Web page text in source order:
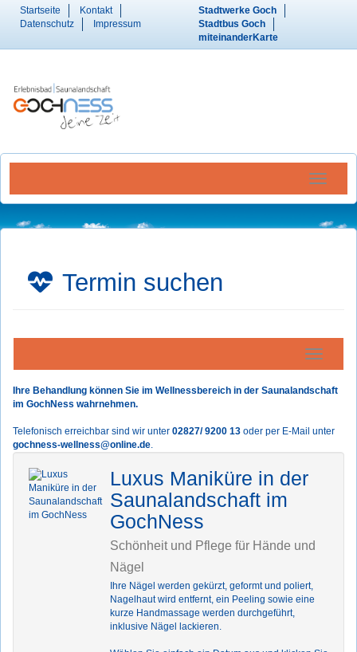
Startseite
Kontakt
Datenschutz
Impressum
Stadtwerke Goch
Stadtbus Goch
miteinanderKarte
Menü
Termin suchen
Ihre Behandlung können Sie im Wellnessbereich in der Saunalandschaft
im GochNess wahrnehmen.
Telefonisch erreichbar sind wir unter 02827/ 9200 13 oder per E-Mail unter
gochness-wellness@online.de.
Luxus Maniküre in der
Saunalandschaft im
GochNess
Schönheit und Pflege für Hände und
Nägel
Ihre Nägel werden gekürzt, geformt und poliert,
Nagelhaut wird entfernt, ein Peeling sowie eine
kurze Handmassage werden durchgeführt,
inklusive Nägel lackieren.